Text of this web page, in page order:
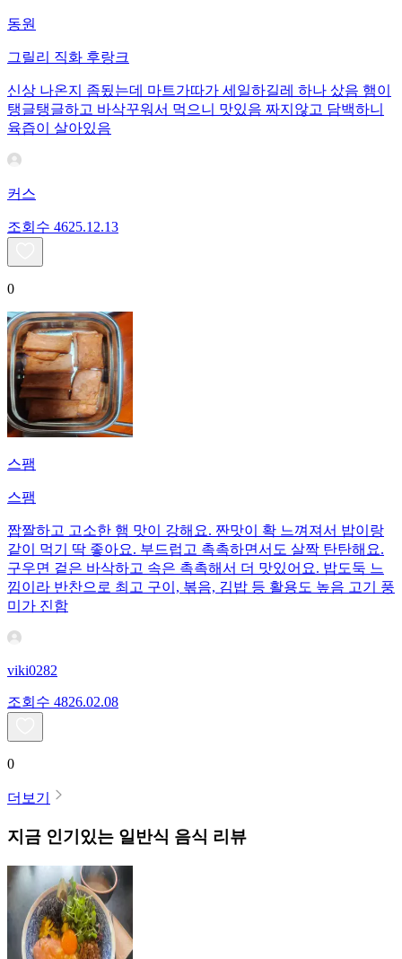
동원
그릴리 직화 후랑크
신상 나온지 좀됬는데 마트가따가 세일하길레 하나 샀음 햄이
탱글탱글하고 바삭꾸워서 먹으니 맛있음 짜지않고 담백하니
육즙이 살아있음
커스
조회수 4625.12.13
0
스팸
스팸
짭짤하고 고소한 햄 맛이 강해요. 짠맛이 확 느껴져서 밥이랑
같이 먹기 딱 좋아요. 부드럽고 촉촉하면서도 살짝 탄탄해요.
구우면 겉은 바삭하고 속은 촉촉해서 더 맛있어요. 밥도둑 느
낌이라 반찬으로 최고 구이, 볶음, 김밥 등 활용도 높음 고기 풍
미가 진함
viki0282
조회수 4826.02.08
0
더보기
지금 인기있는 일반식 음식 리뷰